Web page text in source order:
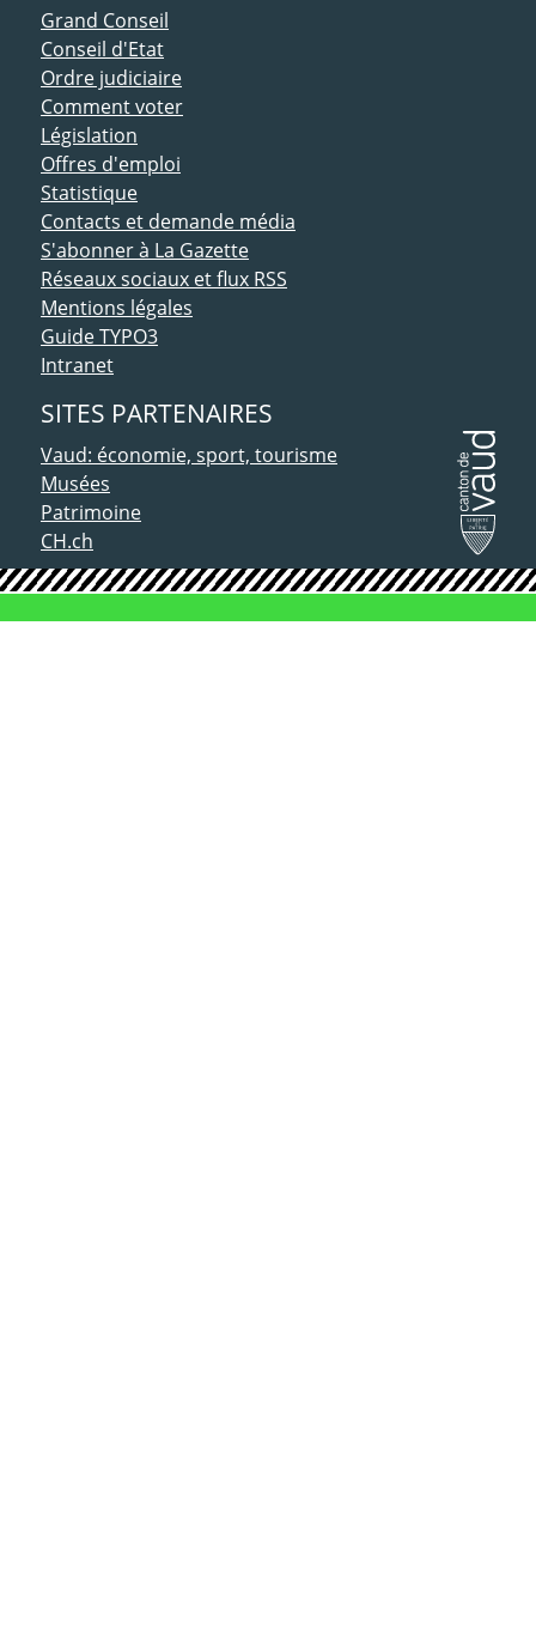
ACCÈS DIRECT
Grand Conseil
Conseil d'Etat
Ordre judiciaire
Comment voter
Législation
Offres d'emploi
Statistique
Contacts et demande média
S'abonner à La Gazette
Réseaux sociaux et flux RSS
Mentions légales
Guide TYPO3
Intranet
SITES PARTENAIRES
Vaud: économie, sport, tourisme
Musées
Patrimoine
CH.ch